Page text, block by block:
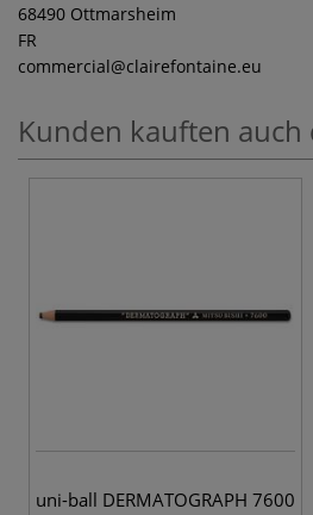
68490 Ottmarsheim
FR
commercial@clairefontaine.eu
Kunden kauften auch
uni-ball DERMATOGRAPH 7600